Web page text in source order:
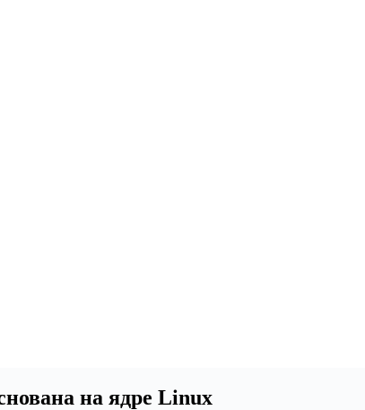
на ядре Linux